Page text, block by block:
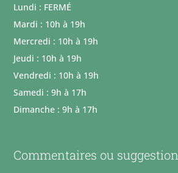
Lundi : FERMÉ
Mardi : 10h à 19h
Mercredi : 10h à 19h
Jeudi : 10h à 19h
Vendredi : 10h à 19h
Samedi : 9h à 17h
Dimanche : 9h à 17h
Commentaires ou